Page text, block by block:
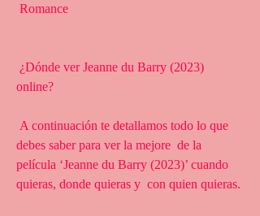
Romance
online?
debes saber para ver la mejore  de la
película ‘Jeanne du Barry (2023)’ cuando
quieras, donde quieras y  con quien quieras.